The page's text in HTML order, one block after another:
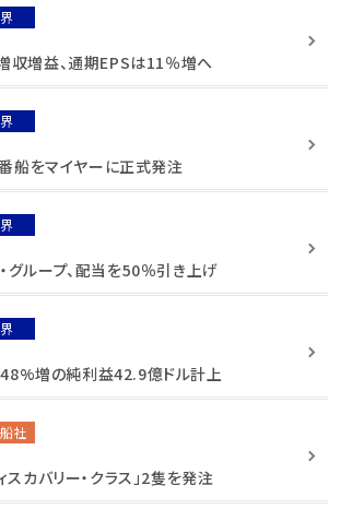
収増益、通期EPSは11％増へ
番船をマイヤーに正式発注
グループ、配当を50％引き上げ
増の純利益42.9億ドル計上
社
スカバリー・クラス」2隻を発注